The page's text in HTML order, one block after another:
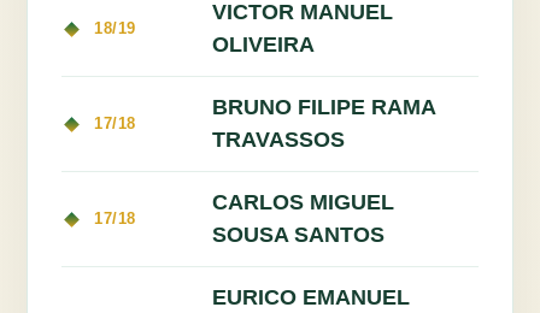
18/19
VICTOR MANUEL
OLIVEIRA
17/18
BRUNO FILIPE RAMA
TRAVASSOS
17/18
CARLOS MIGUEL
SOUSA SANTOS
EURICO EMANUEL